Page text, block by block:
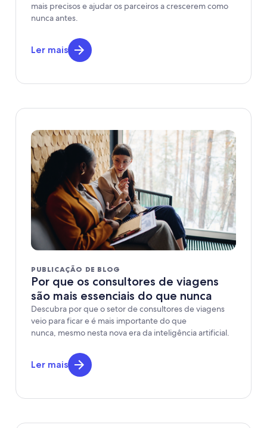
mais precisos e ajudar os parceiros a crescerem como
nunca antes.
Ler mais
PUBLICAÇÃO DE BLOG
Por que os consultores de viagens
são mais essenciais do que nunca
Descubra por que o setor de consultores de viagens
veio para ficar e é mais importante do que
nunca, mesmo nesta nova era da inteligência artificial.
Ler mais